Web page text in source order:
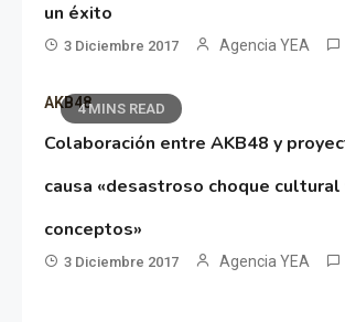
un éxito
3 Diciembre 2017 Agencia YEA
4 MINS READ
AKB48
Colaboración entre AKB48 y
causa «desastroso choque cultural
conceptos»
3 Diciembre 2017 Agencia YEA